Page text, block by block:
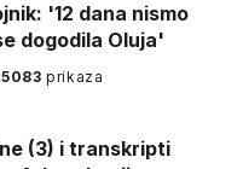
'12 dana nismo
dogodila Oluja'
prikaza
(3) i transkripti